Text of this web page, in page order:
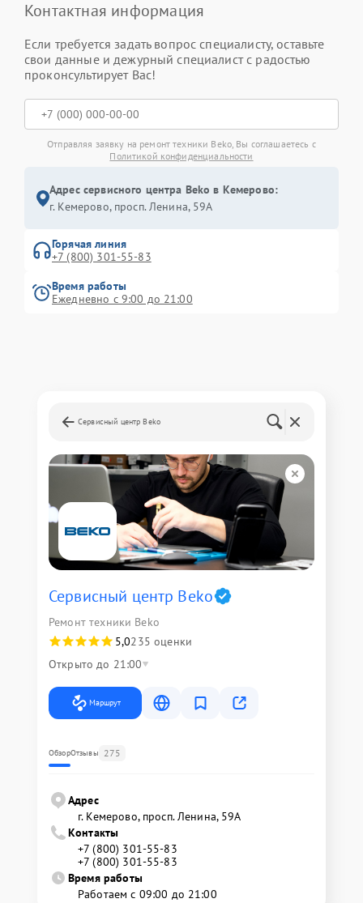
Контактная информация
Если требуется задать вопрос специалисту, оставьте
свои данные и дежурный специалист с радостью
проконсультирует Вас!
Отправляя заявку на ремонт техники Beko, Вы соглашаетесь с
Политикой конфиденциальности
Адрес сервисного центра Beko в Кемерово:
г. Кемерово, просп. Ленина, 59А
Горячая линия
+7 (800) 301-55-83
Время работы
Ежедневно с 9:00 до 21:00
Сервисный центр Beko
Сервисный центр Beko
Ремонт техники Beko
5,0235 оценки
Открыто до 21:00
Маршрут
ОбзорОтзывы 275
Адрес
г. Кемерово, просп. Ленина, 59А
Контакты
+7 (800) 301-55-83
+7 (800) 301-55-83
Время работы
Работаем с 09:00 до 21:00